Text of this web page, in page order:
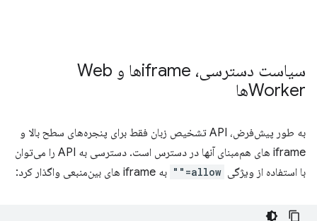
سیاست دسترسی، iframeها و Web
Workerها
به طور پیش‌فرض، API تشخیص زبان فقط برای پنجره‌های سطح بالا و
iframe های هم‌مبنای آنها در دسترس است. دسترسی به API را می‌توان
با استفاده از ویژگی allow="" به iframe های بین‌منبعی واگذار کرد: